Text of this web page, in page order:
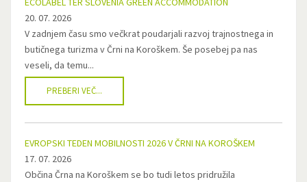
20. 07. 2026
V zadnjem času smo večkrat poudarjali razvoj trajnostnega in
butičnega turizma v Črni na Koroškem. Še posebej pa nas
veseli, da temu...
PREBERI VEČ...
EVROPSKI TEDEN MOBILNOSTI 2026 V ČRNI NA KOROŠKEM
17. 07. 2026
Občina Črna na Koroškem se bo tudi letos pridružila